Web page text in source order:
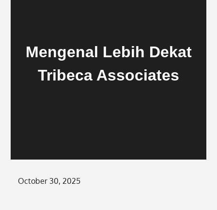
Mengenal Lebih Dekat
Tribeca Associates
Posted
October 30, 2025